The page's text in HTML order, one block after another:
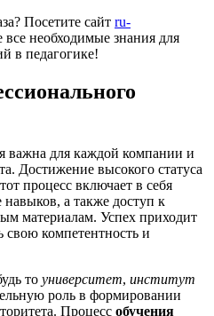
Посетите сайт ru-
все необходимые знания для
в педагогике!
важна для каждой компании и
Достижение высокого статуса
процесс включает в себя
навыков, а также доступ к
материалам. Успех приходит
свою компетентность и
то университет, институт
роль в формировании
Процесс обучения